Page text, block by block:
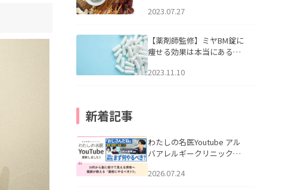
2023.07.27
【薬剤師監修】ミヤBM錠に
痩せる効果は本当にある
2023.11.10
新着記事
わたしの名医Youtube アル
バアレルギークリニック札
える男性へ｜医師が教える
2026.07.24